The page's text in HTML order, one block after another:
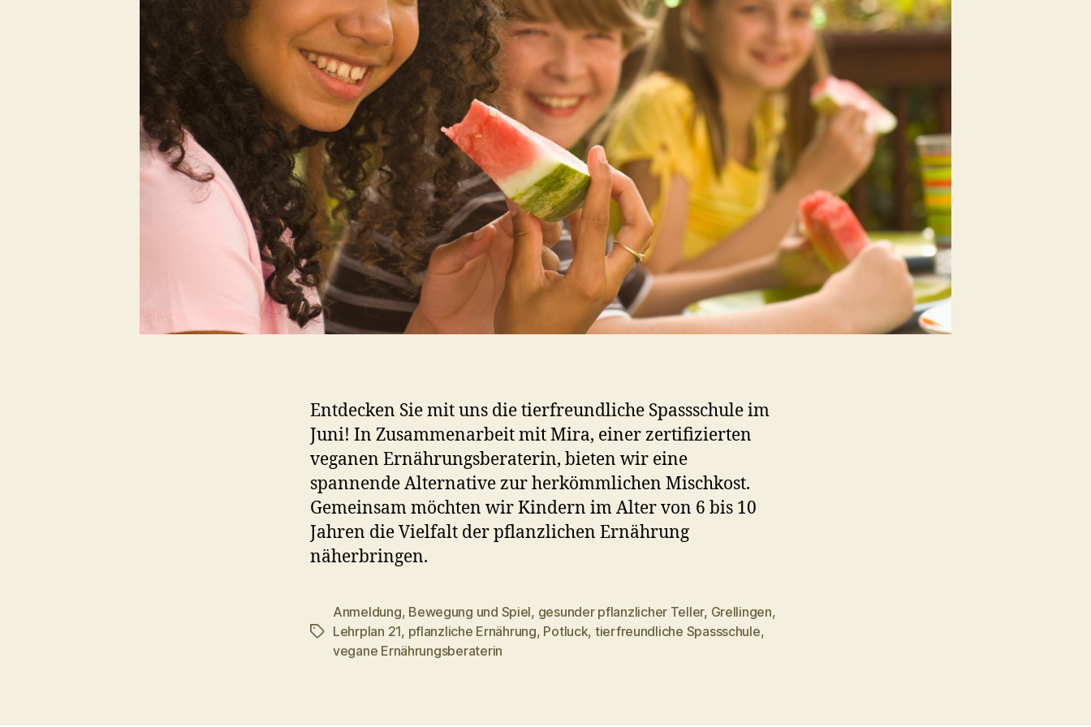
Entdecken Sie mit uns die tierfreundliche Spassschule im
Juni! In Zusammenarbeit mit Mira, einer zertifizierten
veganen Ernährungsberaterin, bieten wir eine
spannende Alternative zur herkömmlichen Mischkost.
Gemeinsam möchten wir Kindern im Alter von 6 bis 10
Jahren die Vielfalt der pflanzlichen Ernährung
näherbringen.
Schlagwörter
Anmeldung, Bewegung und Spiel, gesunder pflanzlicher Teller, Grellingen,
Lehrplan 21, pflanzliche Ernährung, Potluck, tierfreundliche Spassschule,
vegane Ernährungsberaterin